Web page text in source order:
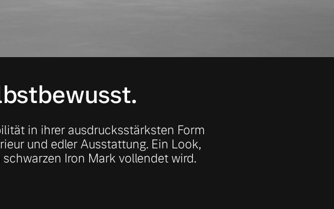
in ihrer ausdrucksstärksten Form
und edler Ausstattung. Ein Look,
Iron Mark vollendet wird.